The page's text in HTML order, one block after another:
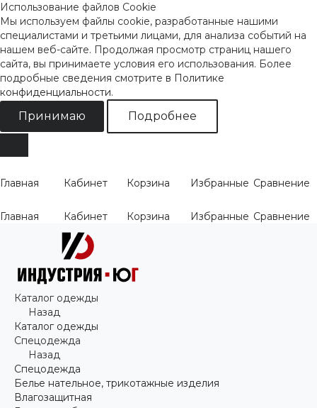
Использование файлов Cookie
Мы используем файлы cookie, разработанные нашими
специалистами и третьими лицами, для анализа событий на
нашем веб-сайте. Продолжая просмотр страниц нашего
сайта, вы принимаете условия его использования. Более
подробные сведения смотрите в Политике
конфиденциальности.
Принимаю Подробнее
Главная Кабинет Корзина Избранные Сравнение
Главная Кабинет Корзина Избранные Сравнение
Каталог одежды
Назад
Каталог одежды
Спецодежда
Назад
Спецодежда
Белье нательное, трикотажные изделия
Влагозащитная